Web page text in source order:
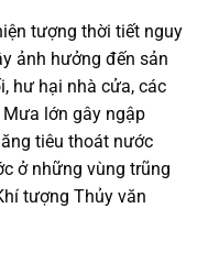
tượng thời tiết nguy
ảnh hưởng đến sản
hư hại nhà cửa, các
lớn gây ngập
tiêu thoát nước
ở những vùng trũng
tượng Thủy văn